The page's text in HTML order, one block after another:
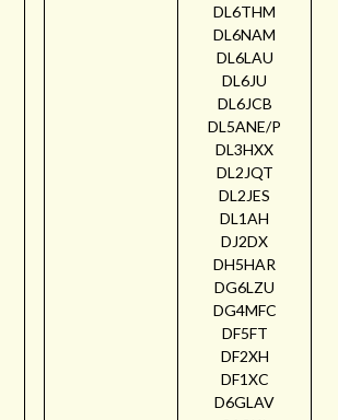
DL6THM
DL6NAM
DL6LAU
DL6JU
DL6JCB
DL5ANE/P
DL3HXX
DL2JQT
DL2JES
DL1AH
DJ2DX
DH5HAR
DG6LZU
DG4MFC
DF5FT
DF2XH
DF1XC
D6GLAV